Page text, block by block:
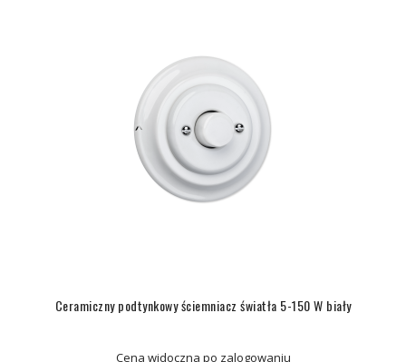
Ceramiczny podtynkowy ściemniacz światła 5-150 W biały
Cena widoczna po zalogowaniu